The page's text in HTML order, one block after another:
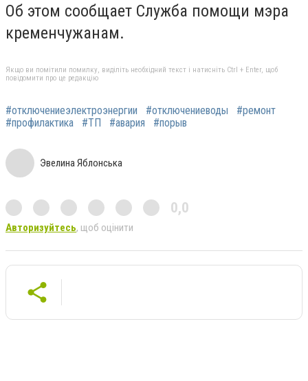
Об этом сообщает Служба помощи мэра
кременчужанам.
Якщо ви помітили помилку, виділіть необхідний текст і натисніть Ctrl + Enter, щоб
повідомити про це редакцію
#отключениеэлектроэнергии #отключениеводы
#ремонт
#профилактика
#ТП #авария #порыв
Эвелина Яблонська
0,0
Авторизуйтесь, щоб оцінити